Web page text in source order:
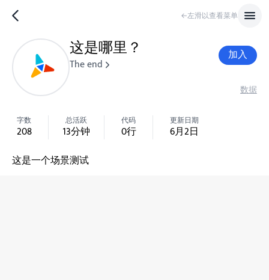
←左滑以查看菜单
这是哪里？
The end
加入
数据
字数
208
总活跃
13分钟
代码
0行
更新日期
6月2日
这是一个场景测试